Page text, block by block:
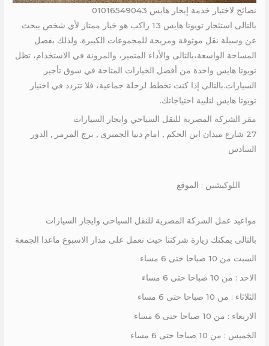
نصائح لاختيار خدمة إيجار هايس 01016549043
بالتالى استئجار تويوتا هايس 13 راكب هو خيار ممتاز لأي شخص يبحث
عن وسيلة نقل موثوقة ومريحة للمجموعات الكبيرة. ولذلك بفضل
المساحة الواسعة،بالتالى والأداء المتميز، والمرونة في الاستخدام، تظل
تويوتا هايس واحدة من أفضل الخيارات المتاحة في سوق تأجير
السيارات.بالتالى إذا كنت تخطط لرحلة جماعية، فلا تتردد في اختيار
تويوتا هايس لتلبية احتياجاتك.
مقر الشركة المصرية للنقل السياحي وايجار السيارات
27 شارع ميدان ابن الحكم , امام دنيا الجمبرى , برج المرمر , الدور
السادس
اللوكيشين : الموقع
مواعيد عمل الشركة المصرية للنقل السياحي وايجار السيارات
بالتالى يمكنك زيارة شركتنا حيث نعمل على مدار الاسبوع ماعدا الجمعة
السبت من 10 صباحا حتى 6 مساء
الاحد : من 10 صباحا حتى 6 مساء
الثلاثاء : من 10 صباحا حتى 6 مساء
الاربعاء : من 10 صباحا حتى 6 مساء
الخميس : من 10 صباحا حتى 6 مساء